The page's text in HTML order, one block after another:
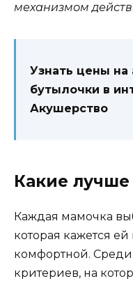
механизмом
Узнать цены на
бутылочки в
Акушерство
Какие
Каждая мамочка
которая кажется
комфортной.
критериев, на